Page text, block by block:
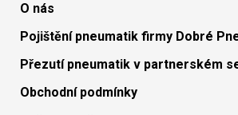
O nás
Pojištění pneumatik firmy Dobré
Přezutí pneumatik v partnerském
Obchodní podmínky